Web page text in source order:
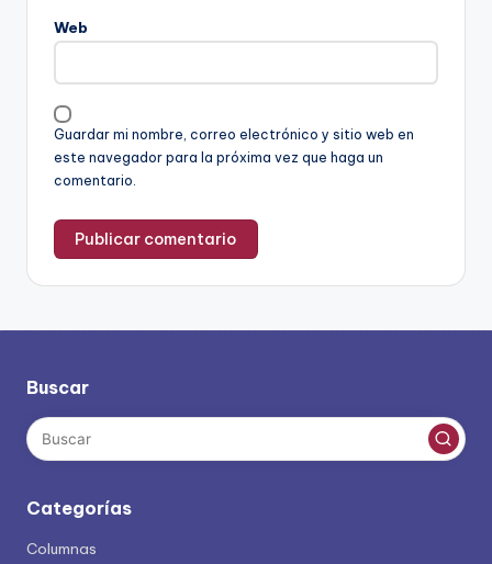
Web
Guardar mi nombre, correo electrónico y sitio web en
este navegador para la próxima vez que haga un
comentario.
Buscar
Categorías
Columnas